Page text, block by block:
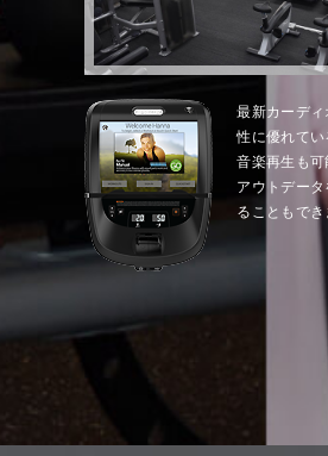
最新カーデ
性に優れてい
音楽再生も
アウトデー
ることもでき